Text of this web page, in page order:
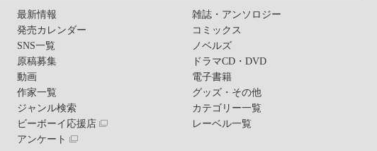
最新情報
発売カレンダー
SNS一覧
原稿募集
動画
作家一覧
ジャンル検索
ビーボーイ応援店
アンケート
雑誌・アンソロジー
コミックス
ノベルズ
ドラマCD・DVD
電子書籍
グッズ・その他
カテゴリー一覧
レーベル一覧